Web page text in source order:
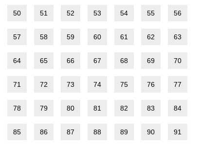
50 51 52 53 54 55 56
57 58 59 60 61 62 63
64 65 66 67 68 69 70
71 72 73 74 75 76 77
78 79 80 81 82 83 84
85 86 87 88 89 90 91